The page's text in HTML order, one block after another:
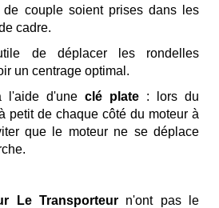
de couple soient prises dans les
cadre.
de déplacer les rondelles
un centrage optimal.
l'aide d'une clé plate : lors du
petit de chaque côté du moteur à
que le moteur ne se déplace
Le Transporteur n'ont pas le